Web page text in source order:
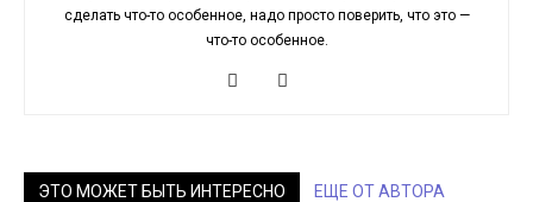
сделать что-то особенное, надо просто поверить, что это —
что-то особенное.
ЭТО МОЖЕТ БЫТЬ ИНТЕРЕСНО ЕЩЕ ОТ АВТОРА